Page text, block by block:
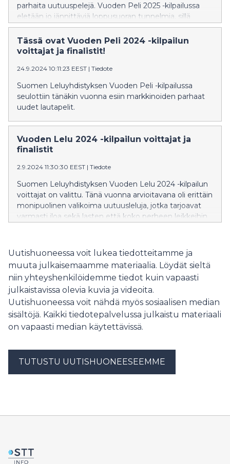
parhaita uutuuspelejä. Vuoden Peli 2025 -kilpailussa
eletään jo jännittäviä loppusuoran tunnelmia, sillä
peliehdokkaiden joukosta on nyt seulottu esiin
tasokkaimmat finalistit.
Tässä ovat Vuoden Peli 2024 -kilpailun
voittajat ja finalistit!
24.9.2024 10:11:23 EEST | Tiedote
Suomen Leluyhdistyksen Vuoden Peli -kilpailussa
seulottiin tänäkin vuonna esiin markkinoiden parhaat
uudet lautapelit.
Vuoden Lelu 2024 -kilpailun voittajat ja
finalistit
2.9.2024 11:30:30 EEST | Tiedote
Suomen Leluyhdistyksen Vuoden Lelu 2024 -kilpailun
voittajat on valittu. Tänä vuonna arvioitavana oli erittäin
monipuolinen valikoima uutuusleluja, jotka tarjoavat
varmasti iloa sekä lasten että koko perheen leikkeihin.
Uutishuoneessa voit lukea tiedotteitamme ja
muuta julkaisemaamme materiaalia. Löydät sieltä
niin yhteyshenkilöidemme tiedot kuin vapaasti
julkaistavissa olevia kuvia ja videoita.
Uutishuoneessa voit nähdä myös sosiaalisen median
sisältöjä. Kaikki tiedotepalvelussa julkaistu materiaali
on vapaasti median käytettävissä.
TUTUSTU UUTISHUONEESEEMME